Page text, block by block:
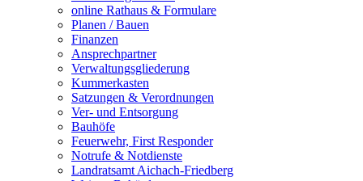
online Rathaus & Formulare
Planen / Bauen
Finanzen
Ansprechpartner
Verwaltungsgliederung
Kummerkasten
Satzungen & Verordnungen
Ver- und Entsorgung
Bauhöfe
Feuerwehr, First Responder
Notrufe & Notdienste
Landratsamt Aichach-Friedberg